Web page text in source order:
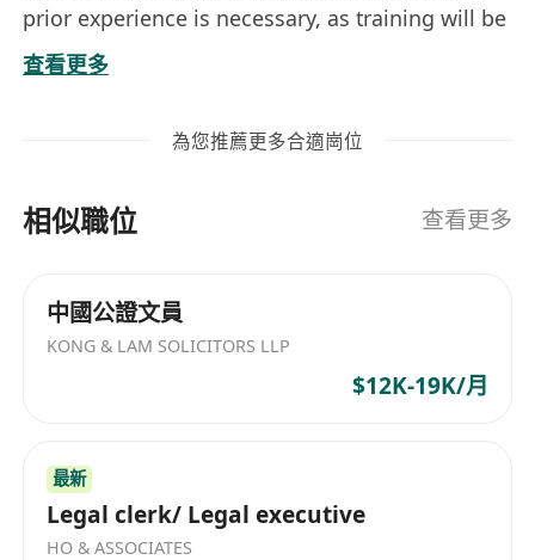
prior experience is necessary, as training will be
provided. Candidates should be responsible,
reliable, and able to work during evening hours.
查看更多
為您推薦更多合適崗位
相似職位 查看更多
中國公證文員
KONG & LAM SOLICITORS LLP
$12K-19K/月
最新
Legal clerk/ Legal executive
HO & ASSOCIATES